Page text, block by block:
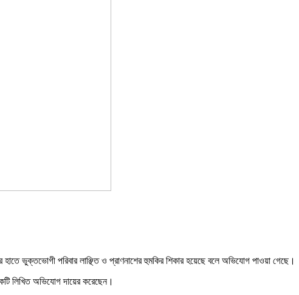
হাতে ভুক্তভোগী পরিবার লাঞ্ছিত ও প্রাণনাশের হুমকির শিকার হয়েছে বলে অভিযোগ পাওয়া গেছে।
লিখিত অভিযোগ দায়ের করেছেন।